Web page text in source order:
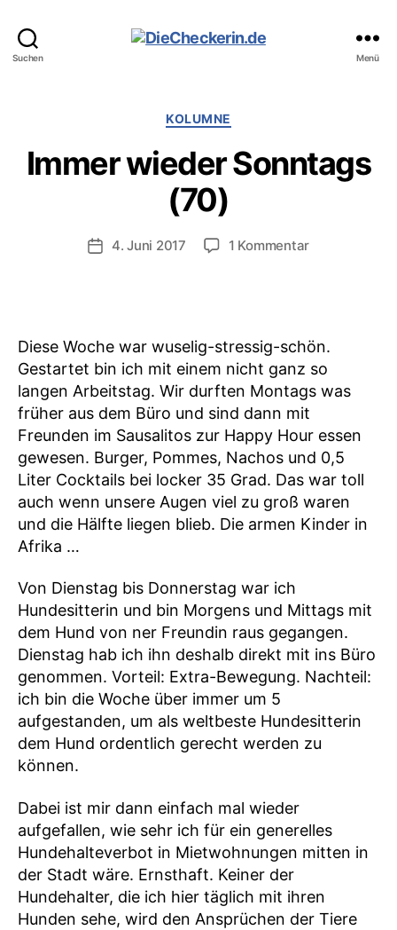
Suchen Menü
Kategorien
KOLUMNE
Immer wieder Sonntags
(70)
Veröffentlichungsdatum
4. Juni 2017 1 Kommentarzu
Diese Woche war wuselig-stressig-schön.
Gestartet bin ich mit einem nicht ganz so
langen Arbeitstag. Wir durften Montags was
früher aus dem Büro und sind dann mit
Freunden im Sausalitos zur Happy Hour essen
gewesen. Burger, Pommes, Nachos und 0,5
Liter Cocktails bei locker 35 Grad. Das war toll
auch wenn unsere Augen viel zu groß waren
und die Hälfte liegen blieb. Die armen Kinder in
Afrika …
Von Dienstag bis Donnerstag war ich
Hundesitterin und bin Morgens und Mittags mit
dem Hund von ner Freundin raus gegangen.
Dienstag hab ich ihn deshalb direkt mit ins Büro
genommen. Vorteil: Extra-Bewegung. Nachteil:
ich bin die Woche über immer um 5
aufgestanden, um als weltbeste Hundesitterin
dem Hund ordentlich gerecht werden zu
können.
Dabei ist mir dann einfach mal wieder
aufgefallen, wie sehr ich für ein generelles
Hundehalteverbot in Mietwohnungen mitten in
der Stadt wäre. Ernsthaft. Keiner der
Hundehalter, die ich hier täglich mit ihren
Hunden sehe, wird den Ansprüchen der Tiere